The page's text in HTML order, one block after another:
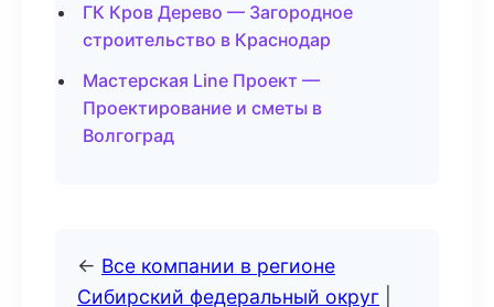
ГК Кров Дерево — Загородное
строительство в Краснодар
Мастерская Line Проект —
Проектирование и сметы в
Волгоград
← Все компании в регионе
Сибирский федеральный округ